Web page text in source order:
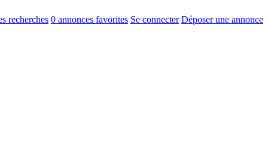
recherches 0 annonces favorites Se connecter Déposer une annonce